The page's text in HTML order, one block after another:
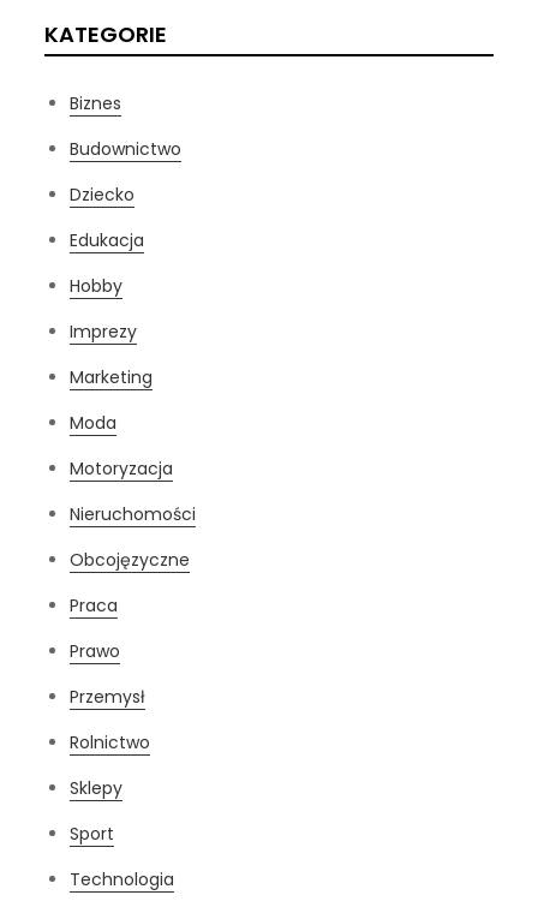
KATEGORIE
Biznes
Budownictwo
Dziecko
Edukacja
Hobby
Imprezy
Marketing
Moda
Motoryzacja
Nieruchomości
Obcojęzyczne
Praca
Prawo
Przemysł
Rolnictwo
Sklepy
Sport
Technologia